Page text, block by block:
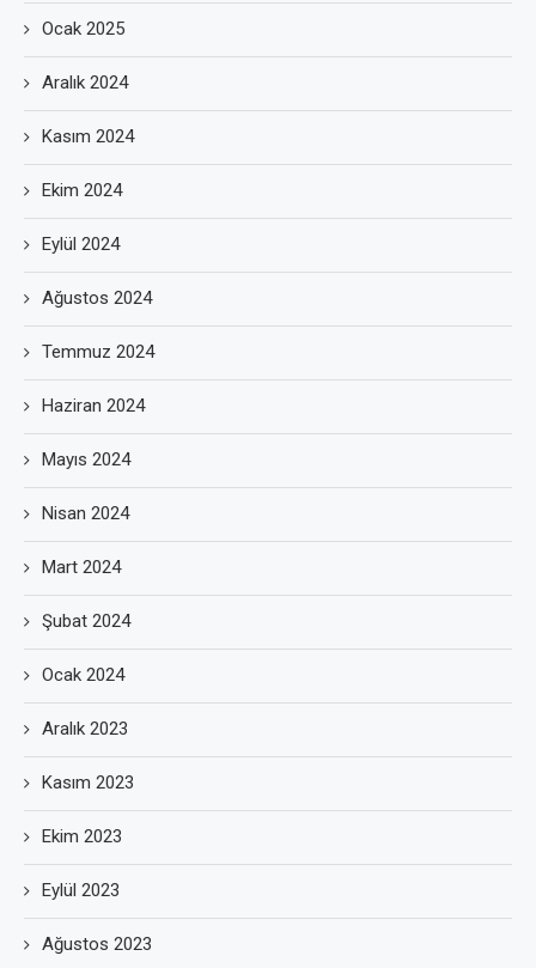
Ocak 2025
Aralık 2024
Kasım 2024
Ekim 2024
Eylül 2024
Ağustos 2024
Temmuz 2024
Haziran 2024
Mayıs 2024
Nisan 2024
Mart 2024
Şubat 2024
Ocak 2024
Aralık 2023
Kasım 2023
Ekim 2023
Eylül 2023
Ağustos 2023